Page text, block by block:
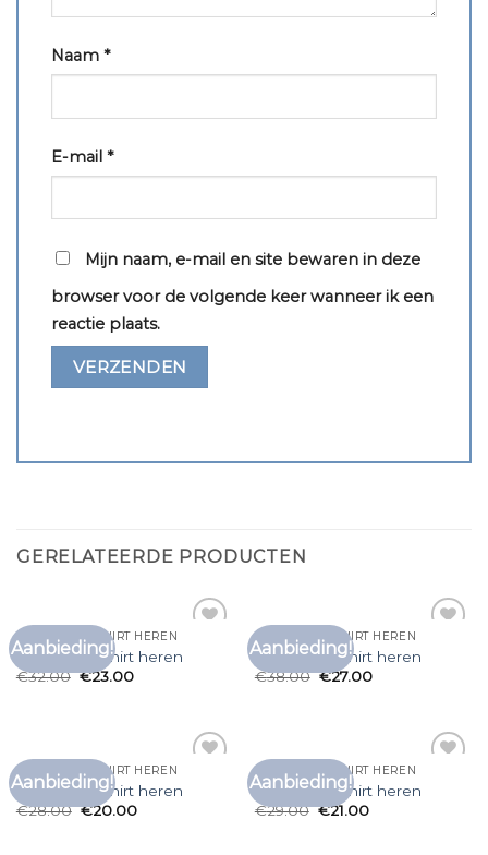
Naam *
E-mail *
Mijn naam, e-mail en site bewaren in deze
browser voor de volgende keer wanneer ik een
reactie plaats.
GERELATEERDE PRODUCTEN
Aanbieding!
aan
KATOENEN T SHIRT HEREN
katoenen t shirt heren
€32.00 €23.00
Aanbieding!
aan
KATOENEN T SHIRT HEREN
katoenen t shirt heren
€38.00 €27.00
Aanbieding!
aan
KATOENEN T SHIRT HEREN
katoenen t shirt heren
€28.00 €20.00
Aanbieding!
aan
KATOENEN T SHIRT HEREN
katoenen t shirt heren
€29.00 €21.00